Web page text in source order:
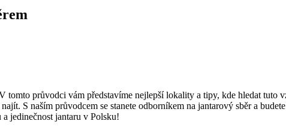
tomto průvodci vám představíme nejlepší lokality a tipy, kde hledat tuto
S naším průvodcem se stanete odborníkem na jantarový sběr a
jedinečnost jantaru v Polsku!